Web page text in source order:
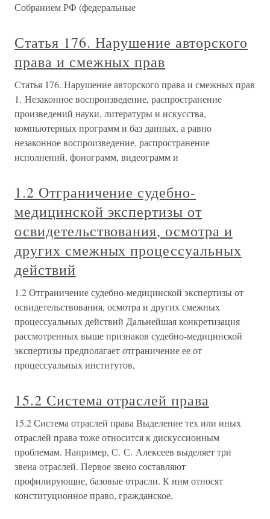
Собранием РФ (федеральные
Статья 176. Нарушение авторского
права и смежных прав
Статья 176. Нарушение авторского права и смежных прав
1. Незаконное воспроизведение, распространение
произведений науки, литературы и искусства,
компьютерных программ и баз данных, а равно
незаконное воспроизведение, распространение
исполнений, фонограмм, видеограмм и
1.2 Отграничение судебно-
медицинской экспертизы от
освидетельствования, осмотра и
других смежных процессуальных
действий
1.2 Отграничение судебно-медицинской экспертизы от
освидетельствования, осмотра и других смежных
процессуальных действий Дальнейшая конкретизация
рассмотренных выше признаков судебно-медицинской
экспертизы предполагает отграничение ее от
процессуальных институтов,
15.2 Система отраслей права
15.2 Система отраслей права Выделение тех или иных
отраслей права тоже относится к дискуссионным
проблемам. Например, С. С. Алексеев выделяет три
звена отраслей. Первое звено составляют
профилирующие, базовые отрасли. К ним относят
конституционное право, гражданское,